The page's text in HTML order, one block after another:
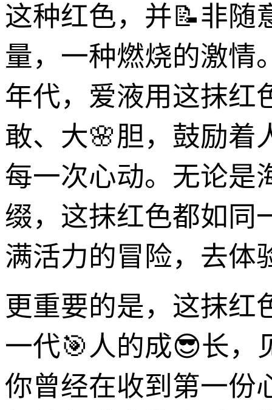
这种红色，并📝非随
量，一种燃烧的激情
年代，爱液用这抹红
敢、大🌸胆，鼓励着
每一次心动。无论是
缀，这抹红色都如同
满活力的冒险，去体
更重要的是，这抹红
一代🎯人的成😎长，
你曾经在收到第一份